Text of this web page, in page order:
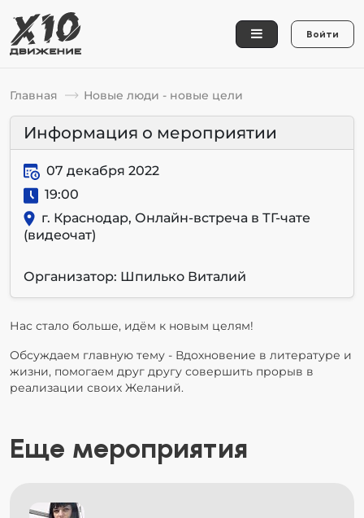
Войти
Главная Новые люди - новые цели
Информация о мероприятии
07 декабря 2022
19:00
г. Краснодар, Онлайн-встреча в ТГ-чате
(видеочат)
Организатор: Шпилько Виталий
Нас стало больше, идём к новым целям!
Обсуждаем главную тему - Вдохновение в литературе и
жизни, помогаем друг другу совершить прорыв в
реализации своих Желаний.
Еще мероприятия